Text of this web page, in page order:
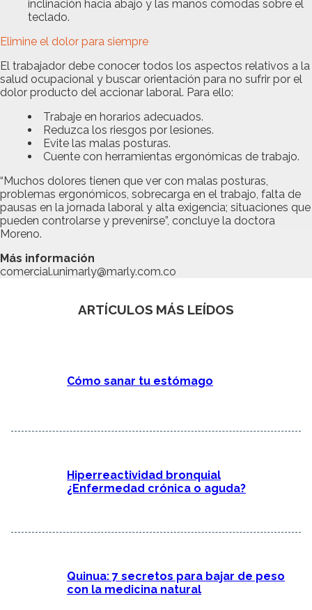
inclinación hacia abajo y las manos cómodas sobre el
teclado.
Elimine el dolor para siempre
El trabajador debe conocer todos los aspectos relativos a la
salud ocupacional y buscar orientación para no sufrir por el
dolor producto del accionar laboral. Para ello:
Trabaje en horarios adecuados.
Reduzca los riesgos por lesiones.
Evite las malas posturas.
Cuente con herramientas ergonómicas de trabajo.
“Muchos dolores tienen que ver con malas posturas,
problemas ergonómicos, sobrecarga en el trabajo, falta de
pausas en la jornada laboral y alta exigencia; situaciones que
pueden controlarse y prevenirse”, concluye la doctora
Moreno.
Más información
comercial.unimarly@marly.com.co
ARTÍCULOS MÁS LEÍDOS
Cómo sanar tu estómago
Hiperreactividad bronquial
¿Enfermedad crónica o aguda?
Quinua: 7 secretos para bajar de peso
con la medicina natural